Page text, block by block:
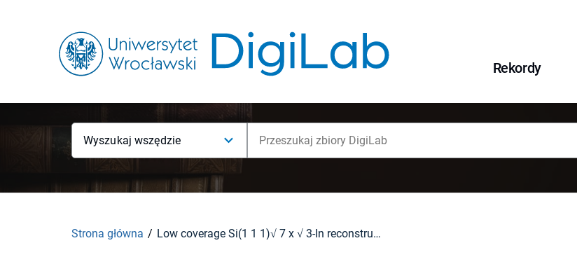
Rekordy
Wyszukaj wszędzie
Strona główna Low coverage Si(1 1 1)√ 7 x √ 3-In reconstruction: Deposition rate effect